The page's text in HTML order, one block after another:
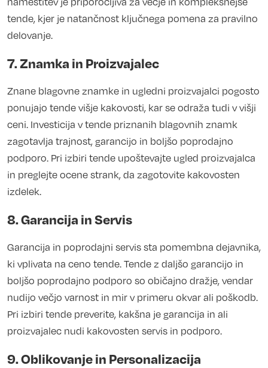
tende, kjer je natančnost ključnega pomena za pravilno
delovanje.
7. Znamka in Proizvajalec
Znane blagovne znamke in ugledni proizvajalci pogosto
ponujajo tende višje kakovosti, kar se odraža tudi v višji
ceni. Investicija v tende priznanih blagovnih znamk
zagotavlja trajnost, garancijo in boljšo poprodajno
podporo. Pri izbiri tende upoštevajte ugled proizvajalca
in preglejte ocene strank, da zagotovite kakovosten
izdelek.
8. Garancija in Servis
Garancija in poprodajni servis sta pomembna dejavnika,
ki vplivata na ceno tende. Tende z daljšo garancijo in
boljšo poprodajno podporo so običajno dražje, vendar
nudijo večjo varnost in mir v primeru okvar ali poškodb.
Pri izbiri tende preverite, kakšna je garancija in ali
proizvajalec nudi kakovosten servis in podporo.
9. Oblikovanje in Personalizacija